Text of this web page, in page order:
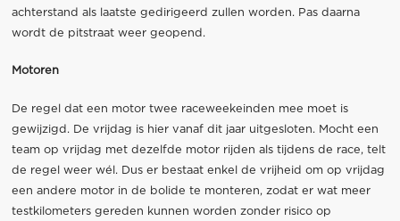
achterstand als laatste gedirigeerd zullen worden. Pas daarna
wordt de pitstraat weer geopend.
Motoren
De regel dat een motor twee raceweekeinden mee moet is
gewijzigd. De vrijdag is hier vanaf dit jaar uitgesloten. Mocht een
team op vrijdag met dezelfde motor rijden als tijdens de race, telt
de regel weer wél. Dus er bestaat enkel de vrijheid om op vrijdag
een andere motor in de bolide te monteren, zodat er wat meer
testkilometers gereden kunnen worden zonder risico op